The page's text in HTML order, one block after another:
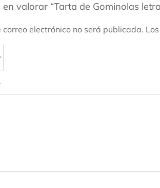
en valorar “Tarta de Gominolas
correo electrónico no será publicada.